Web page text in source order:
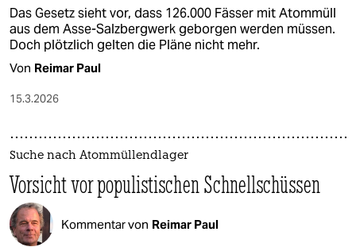
Das Gesetz sieht vor, dass 126.000 Fässer mit Atommüll
aus dem Asse-Salzbergwerk geborgen werden müssen.
Doch plötzlich gelten die Pläne nicht mehr.
Von Reimar Paul
15.3.2026
Suche nach Atommüllendlager
Vorsicht vor populistischen Schnellschüssen
Kommentar von Reimar Paul